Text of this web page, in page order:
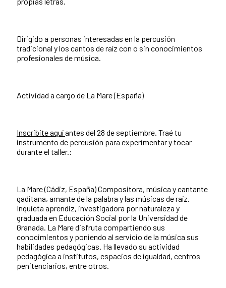
Dirigido a personas interesadas en la percusión
tradicional y los cantos de raíz con o sin conocimientos
profesionales de música.
Actividad a cargo de La Mare (España)
Inscribite aquíantes del 28 de septiembre. Traé tu
instrumento de percusión para experimentar y tocar
durante el taller.:
La Mare (Cádiz, España) Compositora, música y cantante
gaditana, amante de la palabra y las músicas de raíz.
Inquieta aprendiz, investigadora por naturaleza y
graduada en Educación Social por la Universidad de
Granada. La Mare disfruta compartiendo sus
conocimientos y poniendo al servicio de la música sus
habilidades pedagógicas. Ha llevado su actividad
pedagógica a institutos, espacios de igualdad, centros
penitenciarios, entre otros.